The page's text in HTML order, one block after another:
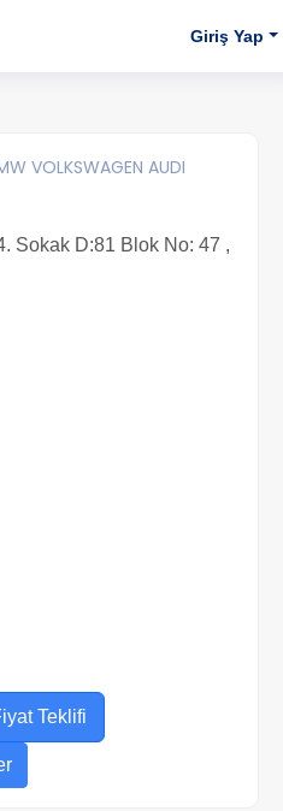
Giriş Yap
VOLKSWAGEN AUDI
Sokak D:81 Blok No: 47 ,
Teklifi